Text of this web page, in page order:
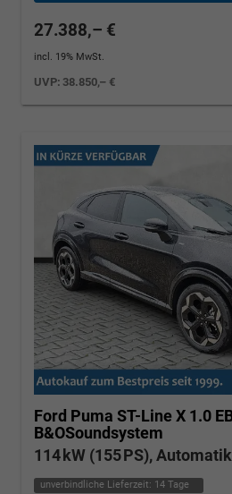
27.388,– €
incl. 19% MwSt.
UVP: 38.850,– €
Ford Puma ST-Line X 1.0
B&OSoundsystem
114 kW (155 PS),
unverbindliche Lieferzeit: 14 Tage